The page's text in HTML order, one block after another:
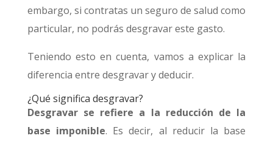
embargo, si contratas un seguro de salud como
particular, no podrás desgravar este gasto.
Teniendo esto en cuenta, vamos a explicar la
diferencia entre desgravar y deducir.
¿Qué significa desgravar?
Desgravar se refiere a la reducción de la
base imponible. Es decir, al reducir la base